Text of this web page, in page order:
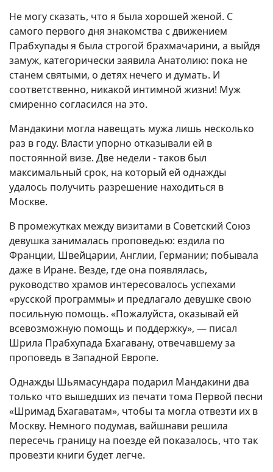
Не могу сказать, что я была хорошей женой. С
самого первого дня знакомства с движением
Прабхупады я была строгой брахмачарини, а выйдя
замуж, категорически заявила Анатолию: пока не
станем святыми, о детях нечего и думать. И
соответственно, никакой интимной жизни! Муж
смиренно согласился на это.
Мандакини могла навещать мужа лишь несколько
раз в году. Власти упорно отказывали ей в
постоянной визе. Две недели - таков был
максимальный срок, на который ей однажды
удалось получить разрешение находиться в
Москве.
В промежутках между визитами в Советский Союз
девушка занималась проповедью: ездила по
Франции, Швейцарии, Англии, Германии; побывала
даже в Иране. Везде, где она появлялась,
руководство храмов интересовалось успехами
«русской программы» и предлагало девушке свою
посильную помощь. «Пожалуйста, оказывай ей
всевозможную помощь и поддержку», — писал
Шрила Прабхупада Бхагавану, отвечавшему за
проповедь в Западной Европе.
Однажды Шьямасундара подарил Мандакини два
только что вышедших из печати тома Первой песни
«Шримад Бхагаватам», чтобы та могла отвезти их в
Москву. Немного подумав, вайшнави решила
пересечь границу на поезде ей показалось, что так
провезти книги будет легче.